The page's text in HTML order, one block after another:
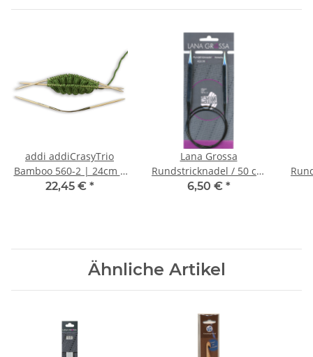
addi addiCrasyTrio
Bamboo 560-2 | 24cm |
3,5 mm
22,45 € *
Lana Grossa
Rundstricknadel / 50 cm
Messing | 2.50 mm
6,50 € *
Ähnliche Artikel